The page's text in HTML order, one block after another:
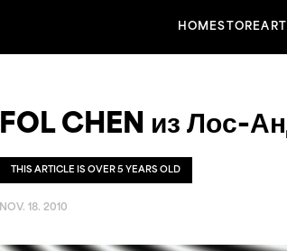
HOMESTORE
FOL CHEN из Лос-
THIS ARTICLE IS OVER 5 YEARS OLD
NOV. 18. 2010